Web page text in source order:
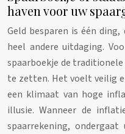
haven voor uw
Geld besparen is één ding,
heel andere uitdaging.
spaarboekje de
te zetten. Het voelt veilig
een klimaat van hoge
illusie. Wanneer de
spaarrekening,